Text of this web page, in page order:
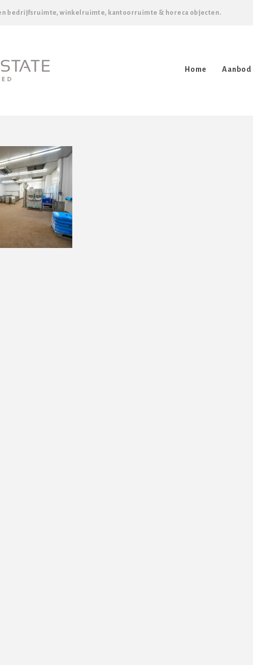
bedrijfsruimte, winkelruimte, kantoorruimte & horeca objecten.
Home Aanbod